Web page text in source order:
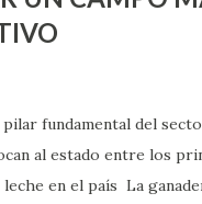
pilar fundamental del
al estado entre los
en el país La